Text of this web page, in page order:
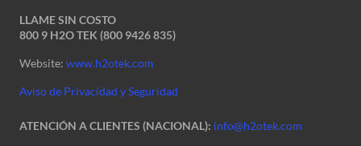
LLAME SIN COSTO
800 9 H2O TEK (800 9426 835)
Website: www.h2otek.com
Aviso de Privacidad y Seguridad
ATENCIÓN A CLIENTES (NACIONAL): info@h2otek.com